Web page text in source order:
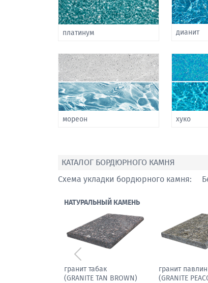
платинум дианит
мореон хуко
КАТАЛОГ БОРДЮРНОГО КАМНЯ
Схема укладки бордюрного камня:
НАТУРАЛЬНЫЙ КАМЕНЬ
мрамор паллодио
гранит табак
(GRANITE TAN
Предыдущий